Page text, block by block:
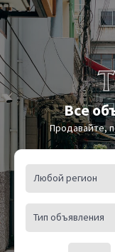
Все
Продавайте,
Любой регион
Тип объявления